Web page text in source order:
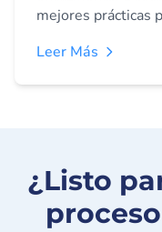
mejores prácticas
Leer Más
¿Listo